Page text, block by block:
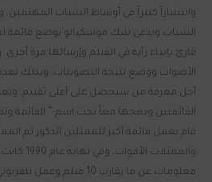
وانتشاراً كبيراً في أوساط الشباب المهتمين.
الشباب ويدعى شك موسكيانو بوضع قائمة
قارئ بإبداء رأيه في الفيلم وإرسالها مرة
الأصوات ووضع نتيجة التصويتات. وبذلك
أجل معرفة من سيحصل على أعلى تقييم.
القائمتين ودمجها معاً تحت اسم ” القائمة
قام بعمل قائمة أكبر للممثلين الذكور ثم
والممثلات
معلومات عن ما يقارب 10 فيلم وعمل تلفزيوني.